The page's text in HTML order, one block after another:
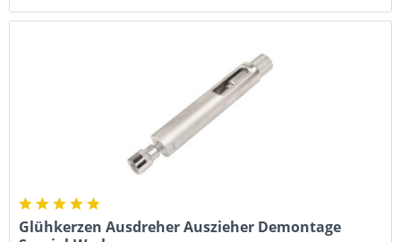
Glühkerzen Ausdreher Auszieher Demontage